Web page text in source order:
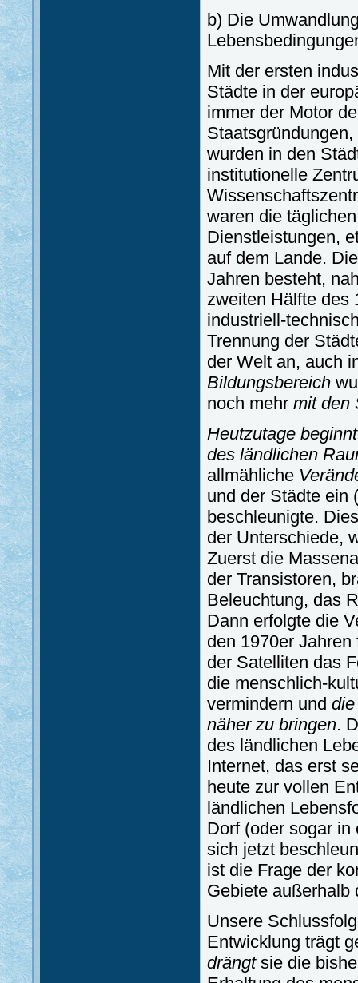
b) Die
Mit der ersten
Städte in der
immer der Motor
wurden in den
institutionelle
waren die
Dienstleistungen,
auf dem Lande.
Jahren besteht,
zweiten Hälfte des
industriell-
Trennung der
der Welt an, auch
Bildungsbereich
noch mehr mit den
Heutzutage
des ländlichen
allmähliche
und der Städte ein
beschleunigte.
der Unterschiede,
Zuerst die
der Transistoren,
Beleuchtung, das
Dann erfolgte die
den 1970er
der Satelliten das
die menschlich-
vermindern und
näher zu bringen.
des ländlichen
Internet, das erst
heute zur vollen
ländlichen
Dorf (oder sogar in
sich jetzt
ist die Frage der
Gebiete außerhalb
Unsere
Entwicklung trägt
drängtsie die